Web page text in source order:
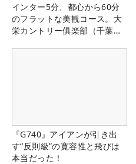
インター5分、都心から60分
のフラットな美観コース。大
栄カントリー俱楽部（千葉
『G740』アイアンが引き出
す“反則級”の寛容性と飛びは
本当だった！